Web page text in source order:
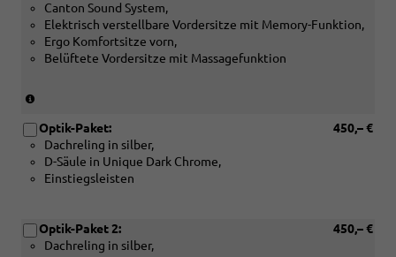
Canton Sound System,
Elektrisch verstellbare Vordersitze mit Memory-Funktion,
Ergo Komfortsitze vorn,
Belüftete Vordersitze mit Massagefunktion
Verbindung
mit:
[PI2]
Design
in
Schwarz
450,– €
Optik-Paket:
Dachreling in silber,
D-Säule in Unique Dark Chrome,
Einstiegsleisten
450,– €
Optik-Paket 2:
Dachreling in silber,